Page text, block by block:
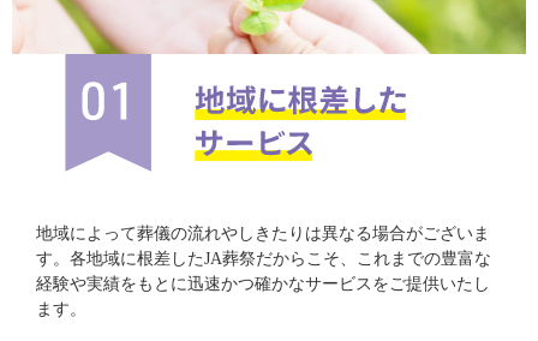
地域によって葬儀の流れやしきたりは異なる場合がございま
す。各地域に根差したJA葬祭だからこそ、これまでの豊富な
経験や実績をもとに迅速かつ確かなサービスをご提供いたし
ます。